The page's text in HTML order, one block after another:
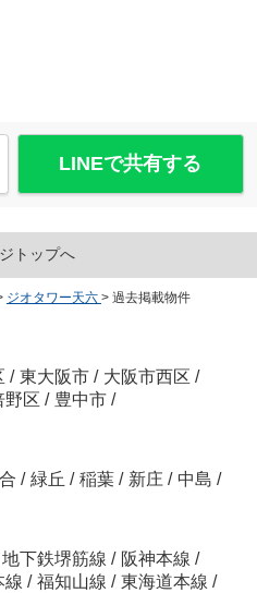
LINEで共有する
トップへ
ジオタワー天六 > 過去掲載物件
/ 東大阪市 / 大阪市西区 /
野区 / 豊中市 /
/ 緑丘 / 稲葉 / 新庄 / 中島 /
地下鉄堺筋線 / 阪神本線 /
線 / 福知山線 / 東海道本線 /